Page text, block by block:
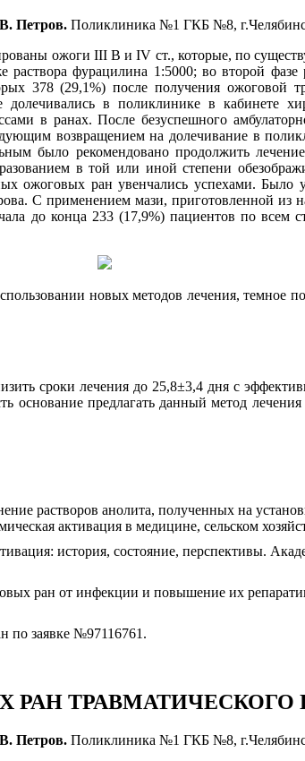
Петров. Поликлиника №1 ГКБ №8,
ожоги III B и IV ст., которые, по
фурацилина 1:5000; во второй
378 (29,1%) после получения
в поликлинике в кабинете
в ранах. После безуспешного
возвращением на долечивание в
было рекомендовано продолжить
в той или иной степени
ожоговых ран увенчались успехами. Было
С применением мази, приготовленной из
до конца 233 (17,9%) пациентов по всем
новых методов лечения, темное
сроки лечения до 25,8±3,4 дня с
предлагать данный метод
растворов анолита, полученных на
активация в медицине, сельском
история, состояние, перспективы.
ран от инфекции и повышение их
по заявке №97116761.
РАН
Петров. Поликлиника №1 ГКБ №8,